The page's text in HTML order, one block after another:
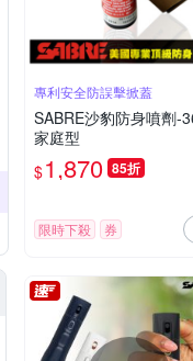
專利安全防誤擊掀蓋
SABRE沙豹防身噴劑-
家庭型
$1,870 85折
限時下殺 券